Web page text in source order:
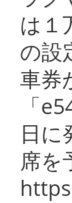
は１
の設
車券
「
日に
席を